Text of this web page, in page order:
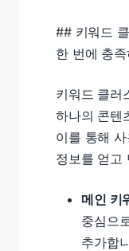
## 키워드
한 번에 충족
키워드 클러
하나의 콘텐
이를 통해
정보를 얻고
메인 키
중심으
추가합